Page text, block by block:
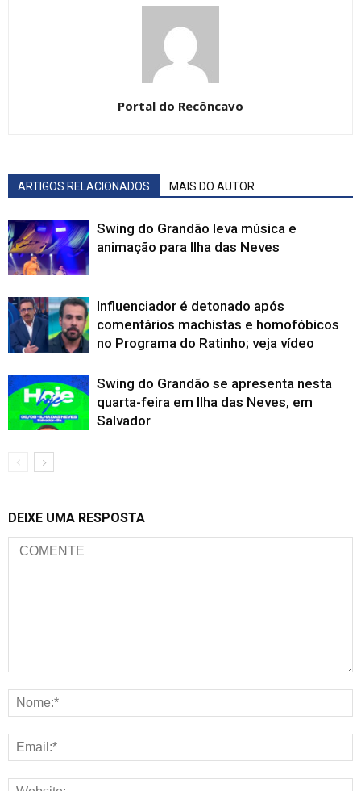
Portal do Recôncavo
ARTIGOS RELACIONADOS MAIS DO AUTOR
Swing do Grandão leva música e
animação para Ilha das Neves
Influenciador é detonado após
comentários machistas e homofóbicos
no Programa do Ratinho; veja vídeo
Swing do Grandão se apresenta nesta
quarta-feira em Ilha das Neves, em
Salvador
DEIXE UMA RESPOSTA